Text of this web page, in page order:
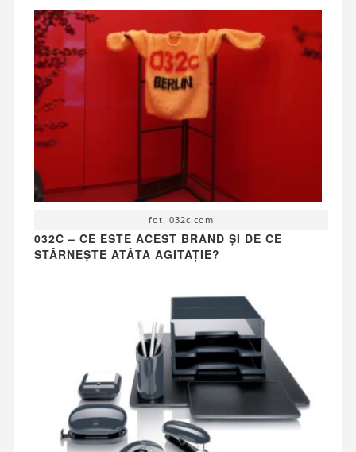
fot. 032c.com
032C – CE ESTE ACEST BRAND ȘI DE CE
STÂRNEȘTE ATÂTA AGITAȚIE?